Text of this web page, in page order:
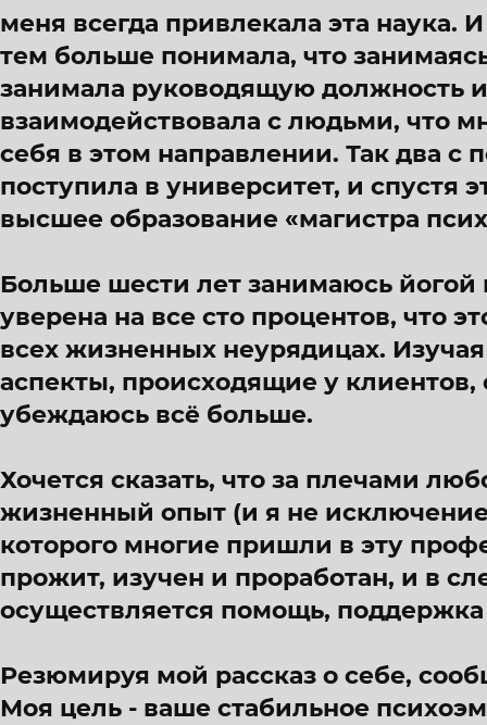
меня всегда привлекала эта наука.
тем больше понимала, что
занимала руководящую должность
взаимодействовала с людьми, что
себя в этом направлении. Так два с
поступила в университет, и спустя
высшее образование «магистра
Больше шести лет занимаюсь йогой
уверена на все сто процентов, что
всех жизненных неурядицах.
аспекты, происходящие у
убеждаюсь всё больше.
Хочется сказать, что за плечами
жизненный опыт (и я не
которого многие пришли в эту
прожит, изучен и проработан, и в
осуществляется помощь,
Резюмируя мой рассказ о себе,
Моя цель - ваше стабильное